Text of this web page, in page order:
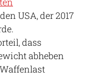
USA, der 2017
dass
abheben